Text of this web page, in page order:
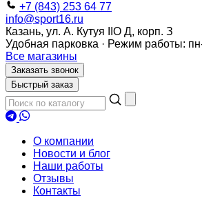
+7 (843) 253 64 77
info@sport16.ru
Казань, ул. А. Кутуя IIO Д, корп. З
Удобная парковка · Режим работы:
Все магазины
Заказать звонок
Быстрый заказ
О компании
Новости и блог
Наши работы
Отзывы
Контакты